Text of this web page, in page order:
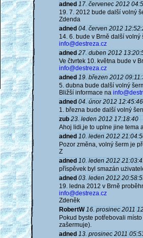
adned 17. červenec 2012
19. 7. 2012 bude další volný
Zdenda
adned 04. červen 2012
14. 6. bude v Brně další volný
info@destreza.cz
adned 27. duben 2012
Ve čtvrtek 10. května bude v
info@destreza.cz
adned 19. březen 2012
5. dubna bude další volný
Bližší informace na
adned 04. únor 2012 12:45:46
1. března bude další volný
zub 23. leden 2012 17:18:40
Ahoj lidi,je to uplne jine tema
adned 10. leden 2012
Pozor změna, volný šerm je
Z
adned 10. leden 2012
příspěvek byl smazán
adned 03. leden 2012
19. ledna 2012 v Brně
info@destreza.cz
Zdeněk
RobertW 16. prosinec 2011
Pokud byste potřebovali
zašermuje).
adned 13. prosinec 2011